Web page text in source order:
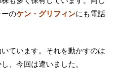
ーのケン・グリフィンにも電話
ています。それを動かすのは
、今回は違いました。